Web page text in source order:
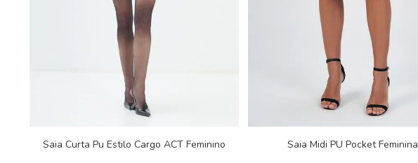
Saia Curta Pu Estilo Cargo ACT Feminino
Saia Midi PU Pocket Feminina